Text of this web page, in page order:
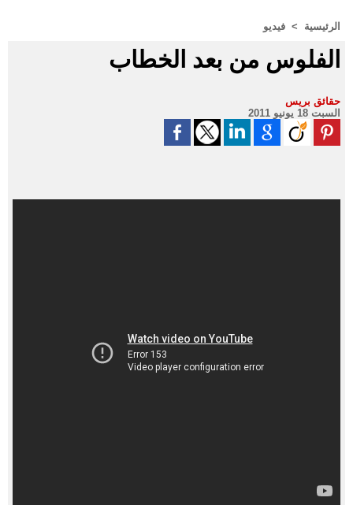
الرئيسية > فيديو
الفلوس من بعد الخطاب
حقائق بريس
السبت 18 يونيو 2011